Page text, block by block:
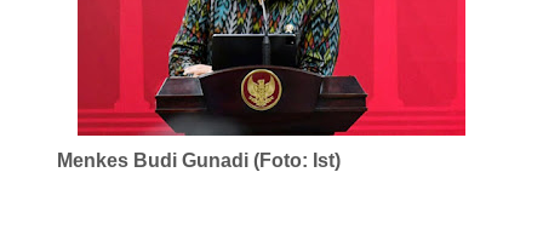
Menkes Budi Gunadi (Foto: Ist)